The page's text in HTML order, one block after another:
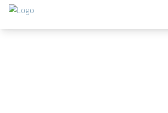
Saltar al contenido principal